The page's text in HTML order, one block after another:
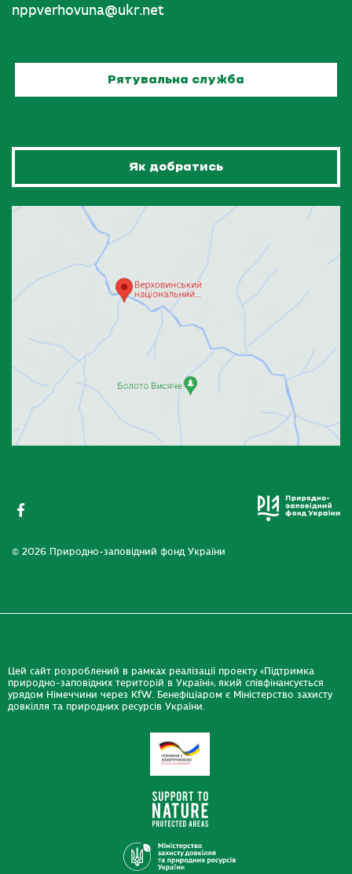
nppverhovuna@ukr.net
Рятувальна служба
Як добратись
© 2026 Природно-заповідний фонд України
Цей сайт розроблений в рамках реалізації проекту «Підтримка
природно-заповідних територій в Україні», який співфінансується
урядом Німеччини через KfW. Бенефіціаром є Міністерство захисту
довкілля та природних ресурсів України.